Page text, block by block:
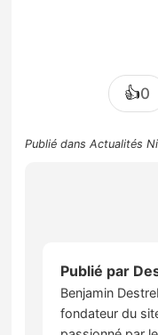
👍0
Publié dansActualités
Publié par
Benjamin
fondateur du